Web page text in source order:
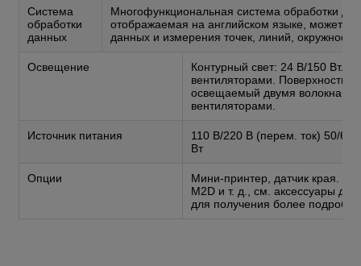
Система
обработки
данных
Многофункциональная система обработки
отображаемая на английском языке, может
данных и измерения точек, линий,
Освещение
Контурный свет: 24 В/150 Вт.
вентиляторами.
освещаемый двумя
вентиляторами.
Источник питания
110 В/220 В (перем. ток) 50/
Вт
Опции
Мини-принтер, датчик края.
M2D и т. д., см. аксессуары
для получения более